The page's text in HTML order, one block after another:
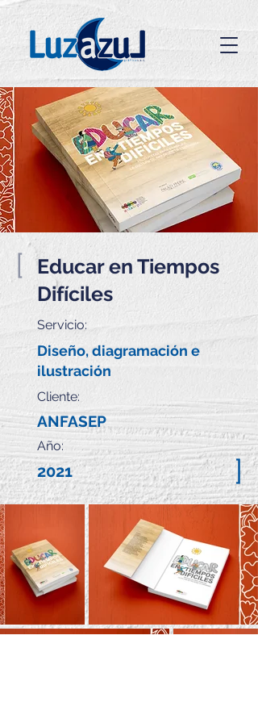
Educar en Tiempos
Difíciles
[
Servicio:
Diseño, diagramación e
ilustración
Cliente:
ANFASEP
Año:
2021 ]